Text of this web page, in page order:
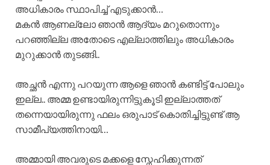
അധികാരം സ്ഥാപിച്ച് എടുക്കാൻ…
മകൻ ആണല്ലോ ഞാൻ ആദ്യം മറുതൊന്നും
പറഞ്ഞില്ല അതോടെ എല്ലാത്തിലും അധികാരം
മുറുക്കാൻ തുടങ്ങി..
അച്ഛൻ എന്നു പറയുന്ന ആളെ ഞാൻ കണ്ടിട്ട് പോലും
ഇല്ല.. അമ്മ ഉണ്ടായിരുന്നിട്ടുകൂടി ഇല്ലാത്തത്
തന്നെയായിരുന്നു ഫലം ഒരുപാട് കൊതിച്ചിട്ടുണ്ട് ആ
സാമീപ്യത്തിനായി…
അമ്മായി അവരുടെ മക്കളെ സ്നേഹിക്കുന്നത്